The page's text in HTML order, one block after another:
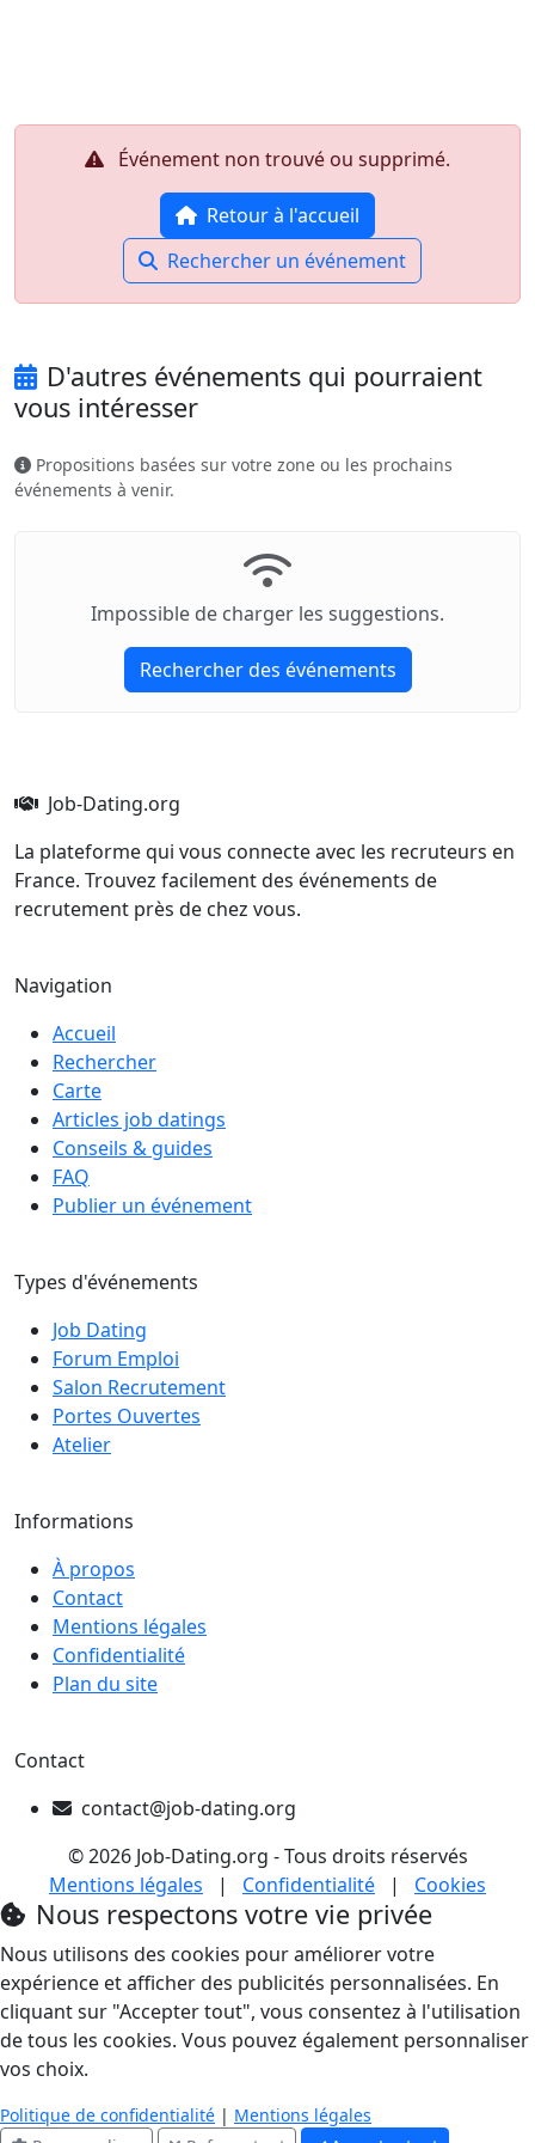
Événement non trouvé ou supprimé.
Retour à l'accueil
Rechercher un événement
D'autres événements qui pourraient
vous intéresser
Propositions basées sur votre zone ou les prochains
événements à venir.
Impossible de charger les suggestions.
Rechercher des événements
Job-Dating.org
La plateforme qui vous connecte avec les recruteurs en
France. Trouvez facilement des événements de
recrutement près de chez vous.
Navigation
Accueil
Rechercher
Carte
Articles job datings
Conseils & guides
FAQ
Publier un événement
Types d'événements
Job Dating
Forum Emploi
Salon Recrutement
Portes Ouvertes
Atelier
Informations
À propos
Contact
Mentions légales
Confidentialité
Plan du site
Contact
contact@job-dating.org
© 2026 Job-Dating.org - Tous droits réservés
Mentions légales
| Confidentialité | Cookies
Nous respectons votre vie privée
Nous utilisons des cookies pour améliorer votre
expérience et afficher des publicités personnalisées. En
cliquant sur "Accepter tout", vous consentez à l'utilisation
de tous les cookies. Vous pouvez également personnaliser
vos choix.
Politique de confidentialité | Mentions légales